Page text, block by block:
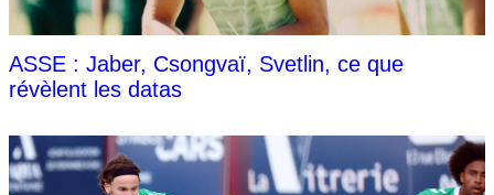
ASSE : Jaber, Csongvaï, Svetlin, ce que
révèlent les datas